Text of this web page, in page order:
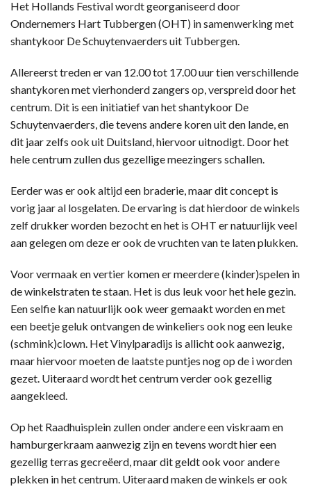
Het Hollands Festival wordt georganiseerd door
Ondernemers Hart Tubbergen (OHT) in samenwerking met
shantykoor De Schuytenvaerders uit Tubbergen.
Allereerst treden er van 12.00 tot 17.00 uur tien verschillende
shantykoren met vierhonderd zangers op, verspreid door het
centrum. Dit is een initiatief van het shantykoor De
Schuytenvaerders, die tevens andere koren uit den lande, en
dit jaar zelfs ook uit Duitsland, hiervoor uitnodigt. Door het
hele centrum zullen dus gezellige meezingers schallen.
Eerder was er ook altijd een braderie, maar dit concept is
vorig jaar al losgelaten. De ervaring is dat hierdoor de winkels
zelf drukker worden bezocht en het is OHT er natuurlijk veel
aan gelegen om deze er ook de vruchten van te laten plukken.
Voor vermaak en vertier komen er meerdere (kinder)spelen in
de winkelstraten te staan. Het is dus leuk voor het hele gezin.
Een selfie kan natuurlijk ook weer gemaakt worden en met
een beetje geluk ontvangen de winkeliers ook nog een leuke
(schmink)clown. Het Vinylparadijs is allicht ook aanwezig,
maar hiervoor moeten de laatste puntjes nog op de i worden
gezet. Uiteraard wordt het centrum verder ook gezellig
aangekleed.
Op het Raadhuisplein zullen onder andere een viskraam en
hamburgerkraam aanwezig zijn en tevens wordt hier een
gezellig terras gecreëerd, maar dit geldt ook voor andere
plekken in het centrum. Uiteraard maken de winkels er ook